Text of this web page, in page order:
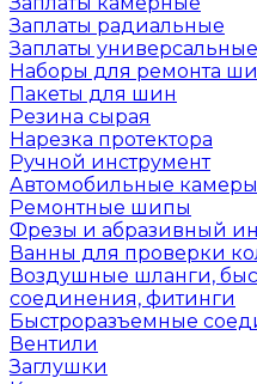
Заплаты радиальные
Заплаты универсальные
Наборы для ремонта
Пакеты для шин
Резина сырая
Нарезка протектора
Ручной инструмент
Автомобильные камеры
Ремонтные шипы
Фрезы и абразивный
Ванны для проверки
Воздушные шланги,
соединения, фитинги
Быстроразъемные
Вентили
Заглушки